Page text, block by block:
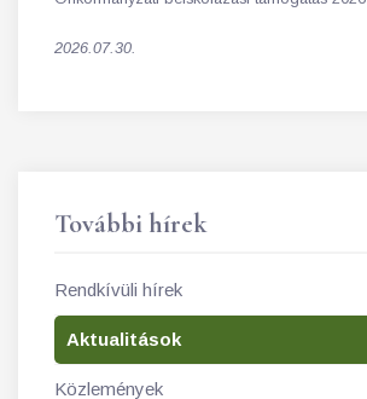
2026.07.30.
További hírek
Rendkívüli hírek
Aktualitások
Közlemények